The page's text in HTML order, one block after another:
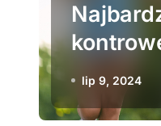
lip 9, 2024